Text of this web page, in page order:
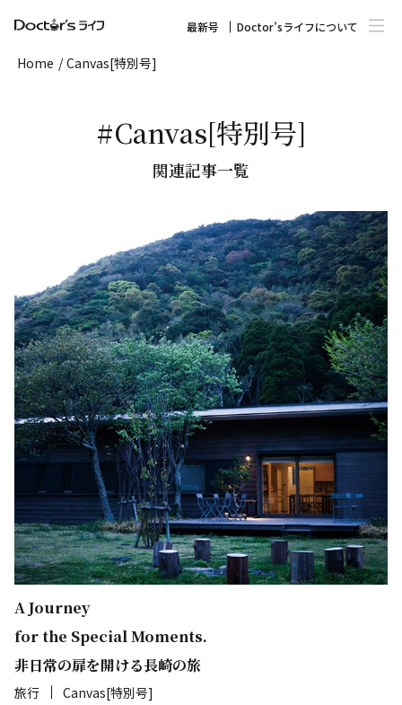
最新号 Doctor’sライフについて
Home /Canvas[特別号]
#Canvas[特別号]
関連記事一覧
A Journey
for the Special Moments.
非日常の扉を開ける長崎の旅
旅行 Canvas[特別号]